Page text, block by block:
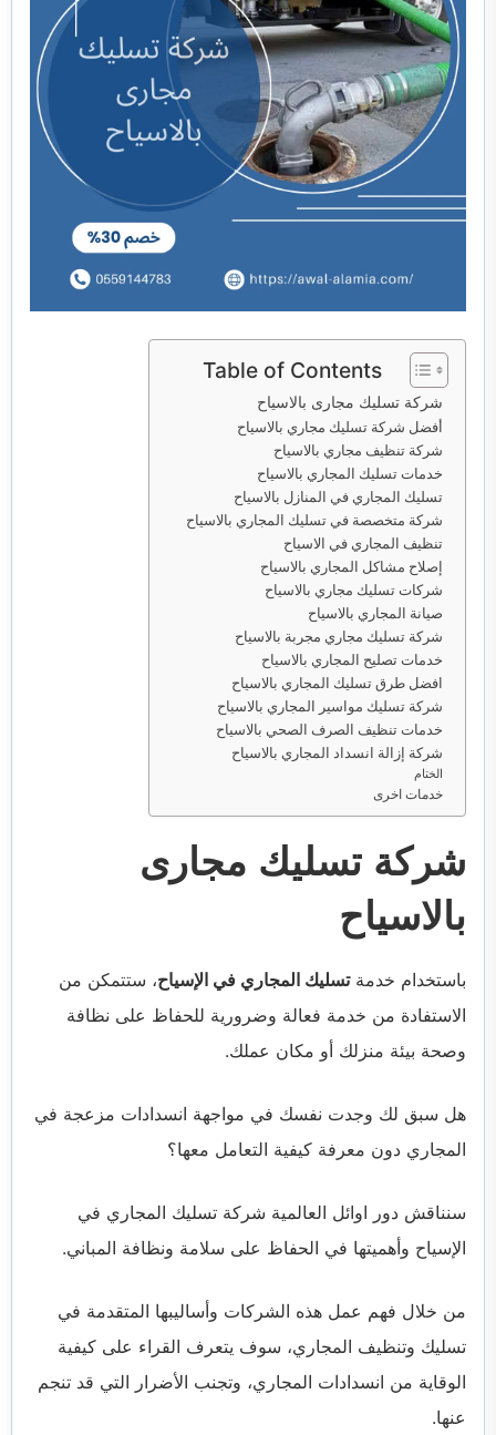
خدمات مكافحة الحشرات
خدمات نقل اثاث
Table of Contents
شركة تسليك مجارى بالاسياح
أفضل شركة تسليك مجاري بالاسياح
شركة تنظيف مجاري بالاسياح
خدمات تسليك المجاري بالاسياح
تسليك المجاري في المنازل بالاسياح
شركة متخصصة في تسليك المجاري بالاسياح
تنظيف المجاري في الاسياح
إصلاح مشاكل المجاري بالاسياح
شركات تسليك مجاري بالاسياح
صيانة المجاري بالاسياح
شركة تسليك مجاري مجربة بالاسياح
خدمات تصليح المجاري بالاسياح
افضل طرق تسليك المجاري بالاسياح
شركة تسليك مواسير المجاري بالاسياح
خدمات تنظيف الصرف الصحي بالاسياح
شركة إزالة انسداد المجاري بالاسياح
الختام
خدمات اخرى
شركة تسليك مجارى
بالاسياح
باستخدام خدمةتسليك المجاري في الإسياح، ستتمكن من
الاستفادة من خدمة فعالة وضرورية للحفاظ على نظافة
وصحة بيئة منزلك أو مكان عملك.
هل سبق لك وجدت نفسك في مواجهة انسدادات مزعجة في
المجاري دون معرفة كيفية التعامل معها؟
سنناقش دور اوائل العالمية شركة تسليك المجاري في
الإسياح وأهميتها في الحفاظ على سلامة ونظافة المباني.
من خلال فهم عمل هذه الشركات وأساليبها المتقدمة في
تسليك وتنظيف المجاري، سوف يتعرف القراء على كيفية
الوقاية من انسدادات المجاري، وتجنب الأضرار التي قد تنجم
عنها.